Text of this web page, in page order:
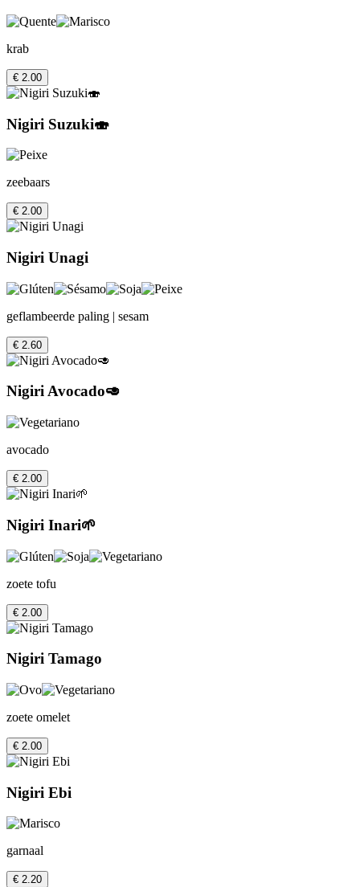
krab
€ 2.00
Nigiri Suzuki🍣
zeebaars
€ 2.00
Nigiri Unagi
geflambeerde paling | sesam
€ 2.60
Nigiri Avocado🥑
avocado
€ 2.00
Nigiri Inari🌱
zoete tofu
€ 2.00
Nigiri Tamago
zoete omelet
€ 2.00
Nigiri Ebi
garnaal
€ 2.20